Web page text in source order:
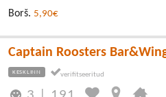
Borš. 5,90€
Captain Roosters
KESKLINN